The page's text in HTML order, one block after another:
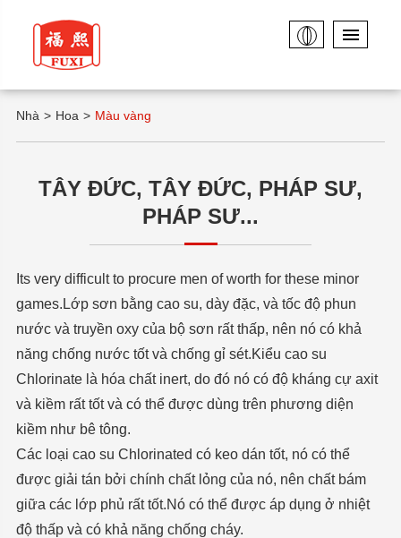
Nhà Hoa Màu vàng
TÂY ĐỨC, TÂY ĐỨC, PHÁP SƯ,
PHÁP SƯ...
Its very difficult to procure men of worth for these minor
games.Lớp sơn bằng cao su, dày đặc, và tốc độ phun
nước và truyền oxy của bộ sơn rất thấp, nên nó có khả
năng chống nước tốt và chống gỉ sét.Kiểu cao su
Chlorinate là hóa chất inert, do đó nó có độ kháng cự axit
và kiềm rất tốt và có thể được dùng trên phương diện
kiềm như bê tông.
Các loại cao su Chlorinated có keo dán tốt, nó có thể
được giải tán bởi chính chất lỏng của nó, nên chất bám
giữa các lớp phủ rất tốt.Nó có thể được áp dụng ở nhiệt
độ thấp và có khả năng chống cháy.